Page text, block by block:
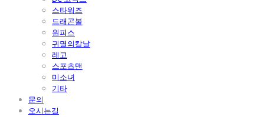
스타워즈
드래곤볼
원피스
귀멸의칼날
레고
스포츠맨
미소녀
기타
문의
오시는길